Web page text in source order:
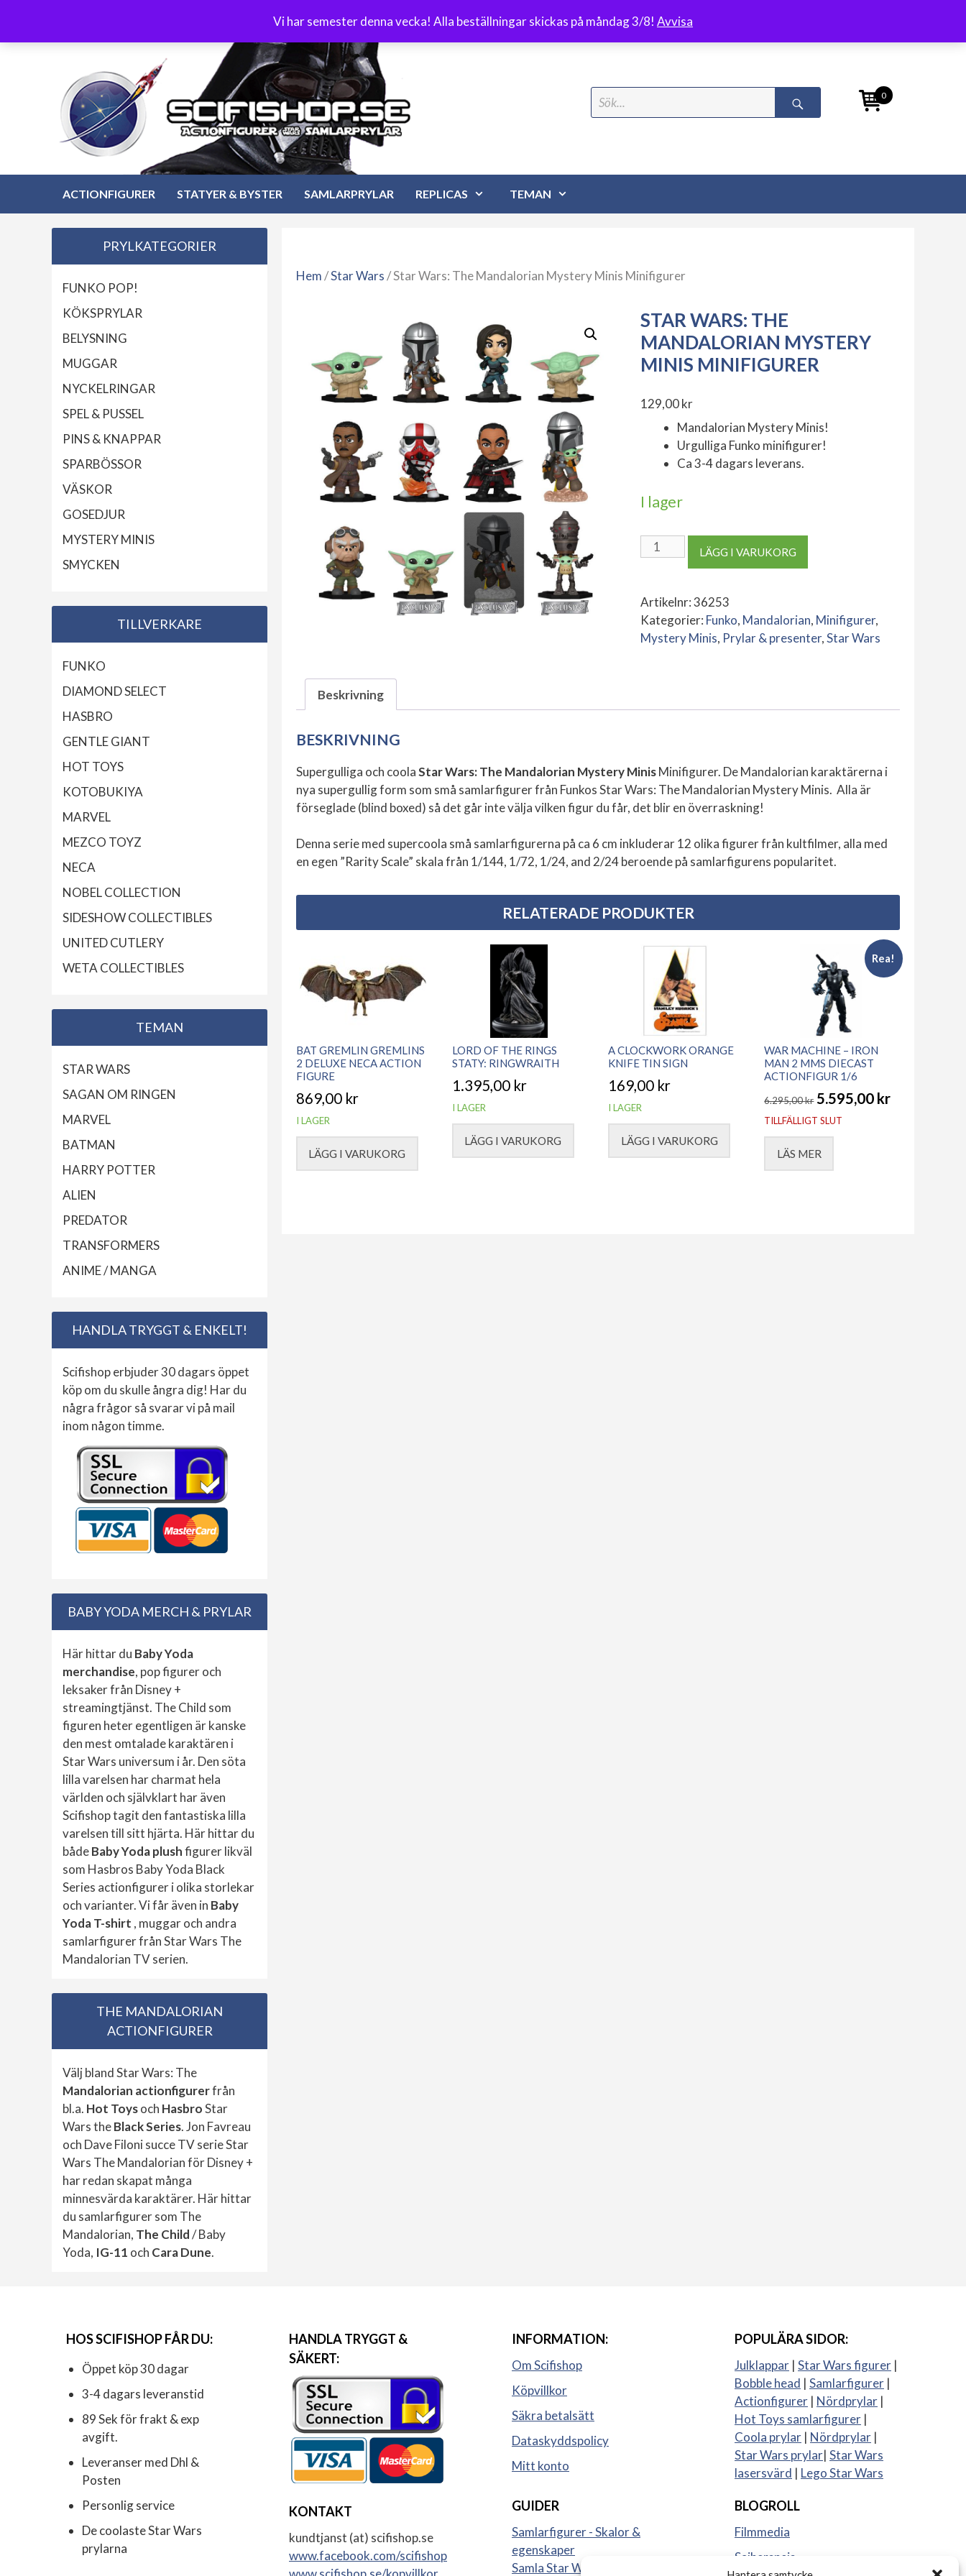
Vi har semester denna vecka! Alla beställningar skickas på måndag 3/8! Avvisa
innehåll
Öppet köp 30 dagar Frakt 89 kr
Search
for:
0
ACTIONFIGURER STATYER & BYSTER SAMLARPRYLAR REPLICAS TEMAN
Hem/Star Wars/ Star Wars: The Mandalorian Mystery Minis Minifigurer
STAR WARS: THE
MANDALORIAN MYSTERY
MINIS MINIFIGURER
129,00kr
Mandalorian Mystery Minis!
Urgulliga Funko minifigurer!
Ca 3-4 dagars leverans.
I lager
Star
Wars:
Mandalorian
Mystery
Minis
LÄGG I VARUKORG
Artikelnr:36253
Kategorier: Funko, Mandalorian, Minifigurer,
Mystery Minis, Prylar & presenter,Star Wars
Beskrivning
BESKRIVNING
Supergulliga och coolaStar Wars: The Mandalorian Mystery MinisMinifigurer. De Mandalorian karaktärerna i
nya supergullig form som små samlarfigurer från Funkos Star Wars: The Mandalorian Mystery Minis. Alla är
förseglade (blind boxed) så det går inte välja vilken figur du får, det blir en överraskning!
Denna serie med supercoola små samlarfigurerna på ca 6 cm inkluderar 12 olika figurer från kultfilmer, alla med
en egen ”Rarity Scale” skala från 1/144, 1/72, 1/24, and 2/24 beroende på samlarfigurens popularitet.
RELATERADE PRODUKTER
BAT GREMLIN GREMLINS
2 DELUXE NECA ACTION
FIGURE
869,00 kr
I LAGER
LÄGG I VARUKORG
LORD OF THE RINGS
STATY: RINGWRAITH
1.395,00 kr
I LAGER
LÄGG I VARUKORG
A CLOCKWORK ORANGE
KNIFE TIN SIGN
169,00 kr
I LAGER
LÄGG I VARUKORG
Rea!
WAR MACHINE – IRON
MAN 2 MMS DIECAST
ACTIONFIGUR 1/6
6.295,00kr
Det
ursprungliga
priset
5.595,00 kr
Det
nuvarande
priset
TILLFÄLLIGT SLUT
LÄS MER
PRYLKATEGORIER
FUNKO POP!
KÖKSPRYLAR
BELYSNING
MUGGAR
NYCKELRINGAR
SPEL & PUSSEL
PINS & KNAPPAR
SPARBÖSSOR
VÄSKOR
GOSEDJUR
MYSTERY MINIS
SMYCKEN
TILLVERKARE
FUNKO
DIAMOND SELECT
HASBRO
GENTLE GIANT
HOT TOYS
KOTOBUKIYA
MARVEL
MEZCO TOYZ
NECA
NOBEL COLLECTION
SIDESHOW COLLECTIBLES
UNITED CUTLERY
WETA COLLECTIBLES
TEMAN
STAR WARS
SAGAN OM RINGEN
MARVEL
BATMAN
HARRY POTTER
ALIEN
PREDATOR
TRANSFORMERS
ANIME / MANGA
HANDLA TRYGGT & ENKELT!
Scifishop erbjuder 30 dagars öppet
köp om du skulle ångra dig! Har du
några frågor så svarar vi på mail
inom någon timme.
BABY YODA MERCH & PRYLAR
Här hittar du Baby Yoda
merchandise, pop figurer och
leksaker från Disney +
streamingtjänst. The Child som
figuren heter egentligen är kanske
den mest omtalade karaktären i
Star Wars universum i år. Den söta
lilla varelsen har charmat hela
världen och självklart har även
Scifishop tagit den fantastiska lilla
varelsen till sitt hjärta. Här hittar du
bådeBaby Yoda plushfigurer likväl
som Hasbros Baby Yoda Black
Series actionfigurer i olika storlekar
och varianter. Vi får även in Baby
Yoda T-shirt , muggar och andra
samlarfigurer från Star Wars The
Mandalorian TV serien.
THE MANDALORIAN
ACTIONFIGURER
Välj bland Star Wars: The
Mandalorian actionfigurerfrån
bl.a. Hot Toysoch HasbroStar
Wars theBlack Series. Jon Favreau
och Dave Filoni succe TV serie Star
Wars The Mandalorian för Disney +
har redan skapat många
minnesvärda karaktärer. Här hittar
du samlarfigurer som The
Mandalorian, The Child/ Baby
Yoda, IG-11 och Cara Dune.
HOS SCIFISHOP FÅR DU:
Öppet köp 30 dagar
3-4 dagars leveranstid
89 Sek för frakt & exp
avgift.
Leveranser med Dhl &
Posten
Personlig service
De coolaste Star Wars
prylarna
HANDLA TRYGGT &
SÄKERT:
KONTAKT
kundtjanst (at) scifishop.se
www.facebook.com/scifishop
INFORMATION:
Om Scifishop
Köpvillkor
Säkra betalsätt
Dataskyddspolicy
Mitt konto
GUIDER
Samlarfigurer - Skalor &
egenskaper
Samla Star Wars figurer
POPULÄRA SIDOR:
Julklappar | Star Wars figurer |
Bobble head | Samlarfigurer |
Actionfigurer | Nördprylar |
Hot Toys samlarfigurer |
Coola prylar | Nördprylar |
Star Wars prylar| Star Wars
lasersvärd | Lego Star Wars
BLOGROLL
Filmmedia
Sajberspejs